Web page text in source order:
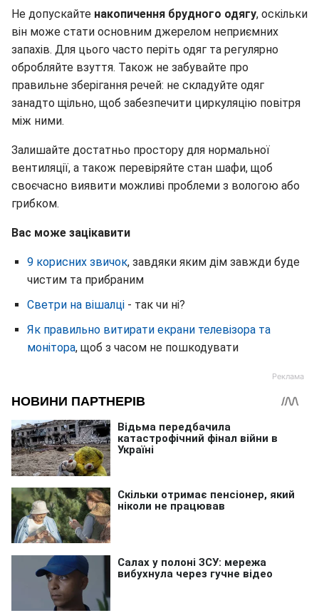
Не допускайте накопичення брудного одягу, оскільки
він може стати основним джерелом неприємних
запахів. Для цього часто періть одяг та регулярно
обробляйте взуття. Також не забувайте про
правильне зберігання речей: не складуйте одяг
занадто щільно, щоб забезпечити циркуляцію повітря
між ними.
Залишайте достатньо простору для нормальної
вентиляції, а також перевіряйте стан шафи, щоб
своєчасно виявити можливі проблеми з вологою або
грибком.
Вас може зацікавити
9 корисних звичок, завдяки яким дім завжди буде
чистим та прибраним
Светри на вішалці - так чи ні?
Як правильно витирати екрани телевізора та
монітора, щоб з часом не пошкодувати